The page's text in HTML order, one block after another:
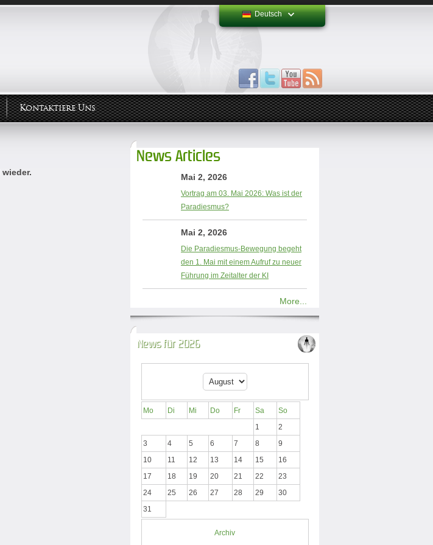
Deutsch
Kontaktiere Uns
News Articles
Mai 2, 2026
Vortrag am 03. Mai 2026: Was ist der
Paradiesmus?
Mai 2, 2026
Die Paradiesmus-Bewegung begeht
den 1. Mai mit einem Aufruf zu neuer
Führung im Zeitalter der KI
More...
News für 2026
Mo Di Mi Do Fr Sa
So
1
2
3
4 5 6 7 8
9
10
11 12 13 14 15
16
17
18 19 20 21 22
23
24
25 26 27 28 29
30
31
Archiv